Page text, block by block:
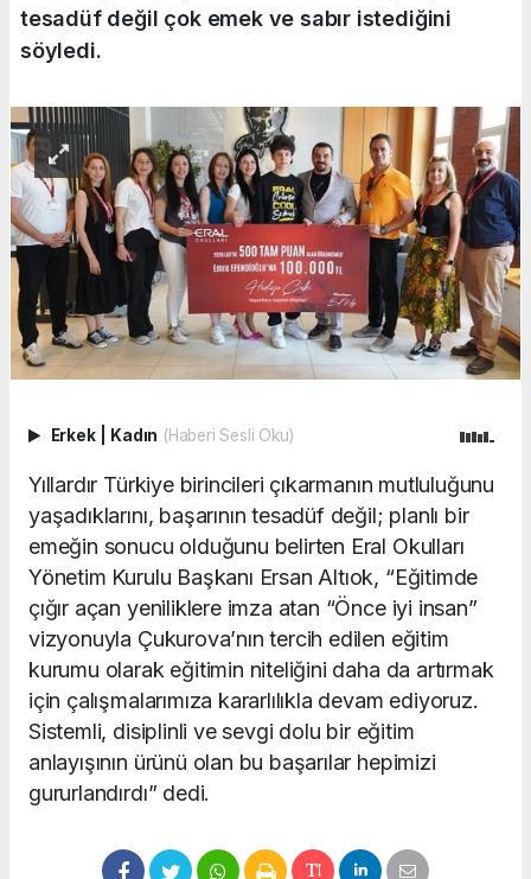
tesadüf değil çok emek ve sabır istediğini
söyledi.
Erkek Kadın (Haberi Sesli Oku)
Yıllardır Türkiye birincileri çıkarmanın mutluluğunu
yaşadıklarını, başarının tesadüf değil; planlı bir
emeğin sonucu olduğunu belirten Eral Okulları
Yönetim Kurulu Başkanı Ersan Altıok, “Eğitimde
çığır açan yeniliklere imza atan “Önce iyi insan”
vizyonuyla Çukurova’nın tercih edilen eğitim
kurumu olarak eğitimin niteliğini daha da artırmak
için çalışmalarımıza kararlılıkla devam ediyoruz.
Sistemli, disiplinli ve sevgi dolu bir eğitim
anlayışının ürünü olan bu başarılar hepimizi
gururlandırdı” dedi.